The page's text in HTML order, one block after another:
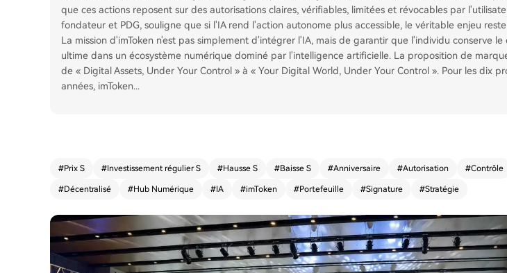
que ces actions reposent sur des autorisations claires, vérifiables, limitées et révocables par
fondateur et PDG, souligne que si l'IA rend l'action autonome plus accessible, le véritable enjeu
La mission d'imToken n'est pas simplement d'intégrer l'IA, mais de garantir que l'individu conserve le
ultime dans un écosystème numérique dominé par l'intelligence artificielle. La proposition de
de « Digital Assets, Under Your Control » à « Your Digital World, Under Your Control ». Pour les dix
années, imToken...
#Prix S #Investissement régulier S #Hausse S #Baisse S #Anniversaire #Autorisation #Contrôle
#Décentralisé #Hub Numérique #IA #imToken #Portefeuille #Signature #Stratégie